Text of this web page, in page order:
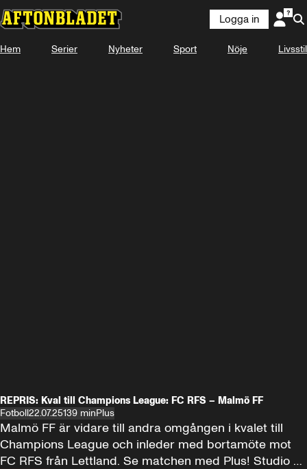
Logga in
Hem Serier Nyheter Sport Nöje Livsstil
REPRIS: Kval till Champions League: FC RFS – Malmö FF
Fotboll22.07.25139 minPlus
Malmö FF är vidare till andra omgången i kvalet till
Champions League och inleder med bortamöte mot
FC RFS från Lettland. Se matchen med Plus! Studio